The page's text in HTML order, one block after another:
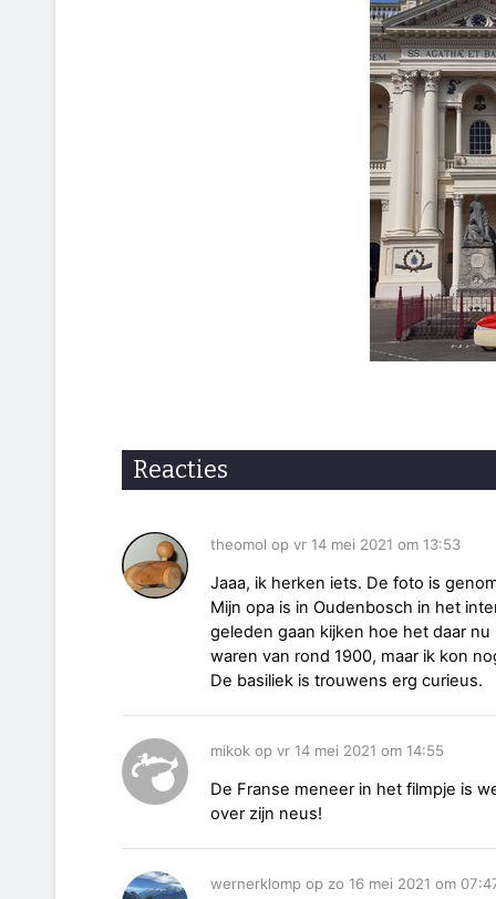
Reacties
theomol op vr 14 mei 2021 om 13:53
Jaaa, ik herken iets. De foto is
Mijn opa is in Oudenbosch in het
geleden gaan kijken hoe het daar
waren van rond 1900, maar ik kon
De basiliek is trouwens erg curieus.
mikok op vr 14 mei 2021 om 14:55
De Franse meneer in het filmpje is
over zijn neus!
wernerklomp op zo 16 mei 2021 om